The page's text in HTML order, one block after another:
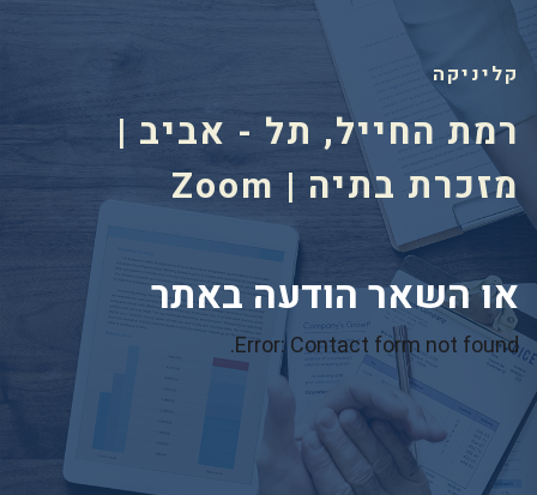
קליניקה
רמת החייל, תל - אביב |
מזכרת בתיה | Zoom
או השאר הודעה באתר
Error:Contact form not found.